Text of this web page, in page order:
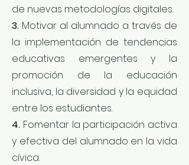
de nuevas metodologías digitales.
3. Motivar al alumnado a través de
la implementación de tendencias
educativas emergentes y la
promoción de la educación
inclusiva, la diversidad y la equidad
entre los estudiantes.
4. Fomentar la participación activa
y efectiva del alumnado en la vida
cívica.